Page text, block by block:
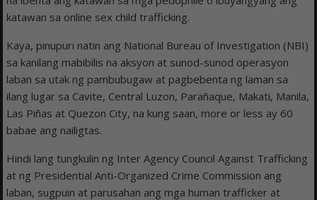
katawan sa online sex child trafficking.
Kaya, pinupuri natin ang National Bureau of Investigation (NBI)
sa kanilang mabibilis na aksyon at sunod-sunod operasyon
laban sa utak ng pambubugaw at pagbebenta ng laman sa
ilang lugar sa Cavite, Central Luzon, Parañaque, Makati, Manila,
Las Piñas at Quezon City, na kung saan, more or less ay 60
babae ang nailigtas.
Hindi lang tungkulin ng Inter Agency Council Against Trafficking
at ng Presidential Anti-Organized Crime Commission ang
laban, sugpuin at parusahan ang mga human trafficker at